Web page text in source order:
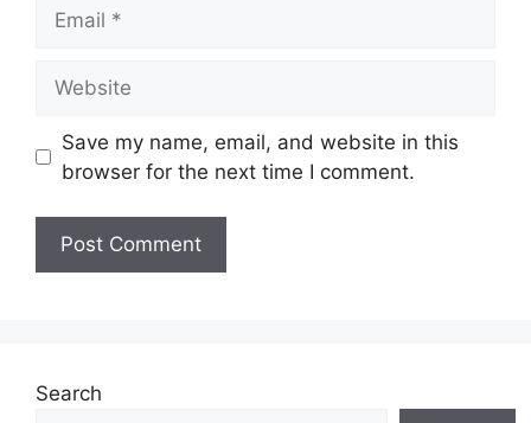
Save my name, email, and website in this
browser for the next time I comment.
Search